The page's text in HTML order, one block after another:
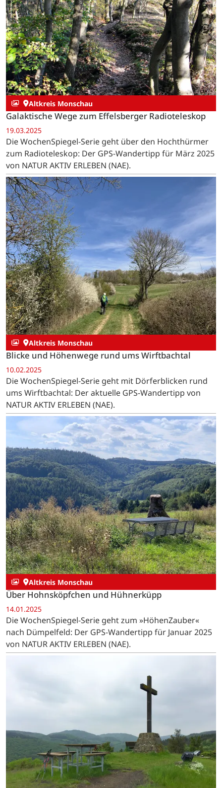
Altkreis Monschau
Galaktische Wege zum Effelsberger Radioteleskop
19.03.2025
Die WochenSpiegel-Serie geht über den Hochthürmer
zum Radioteleskop: Der GPS-Wandertipp für März 2025
von NATUR AKTIV ERLEBEN (NAE).
Altkreis Monschau
Blicke und Höhenwege rund ums Wirftbachtal
10.02.2025
Die WochenSpiegel-Serie geht mit Dörferblicken rund
ums Wirftbachtal: Der aktuelle GPS-Wandertipp von
NATUR AKTIV ERLEBEN (NAE).
Altkreis Monschau
Über Hohnsköpfchen und Hühnerküpp
14.01.2025
Die WochenSpiegel-Serie geht zum »HöhenZauber«
nach Dümpelfeld: Der GPS-Wandertipp für Januar 2025
von NATUR AKTIV ERLEBEN (NAE).